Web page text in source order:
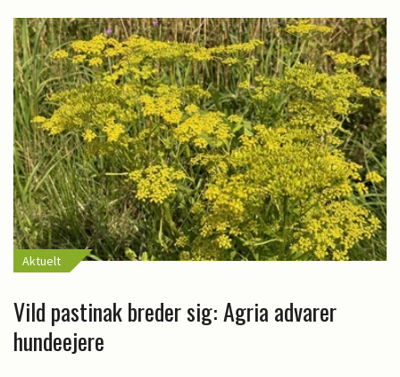
Aktuelt
Vild pastinak breder sig: Agria advarer
hundeejere